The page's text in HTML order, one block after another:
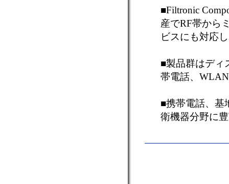
■Filtronic
産でRF帯から
ビスにも対応
■製品群はディ
帯電話、
■携帯電話、基
衛機器分野に